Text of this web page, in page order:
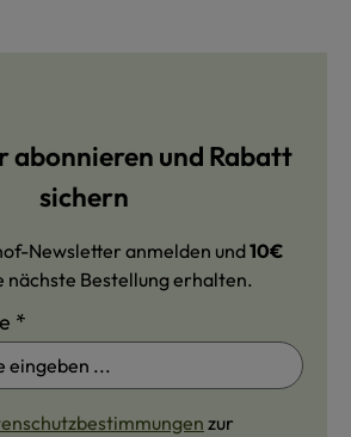
abonnieren und Rabatt
sichern
Newsletter anmelden und10€
nächste Bestellung erhalten.
*
zur